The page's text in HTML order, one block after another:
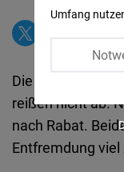
Die Spannungen
reißen nicht ab.
nach Rabat.
Entfremdung viel
Umfang
Instagram
Embed
Google